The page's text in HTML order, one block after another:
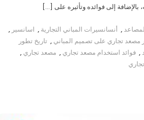
بالإضافة إلى فوائده وتأثيره على […]
, أنسانسيرات المباني التجارية , اسانسير ,
مصعد تجاري على تصميم المباني , تاريخ تطور
, فوائد استخدام مصعد تجاري , مصعد تجاري ,